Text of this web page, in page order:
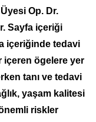
Op. Dr.
Sayfa içeriği
içeriğinde tedavi
içeren ögelere yer
tanı ve tedavi
yaşam kalitesi
riskler